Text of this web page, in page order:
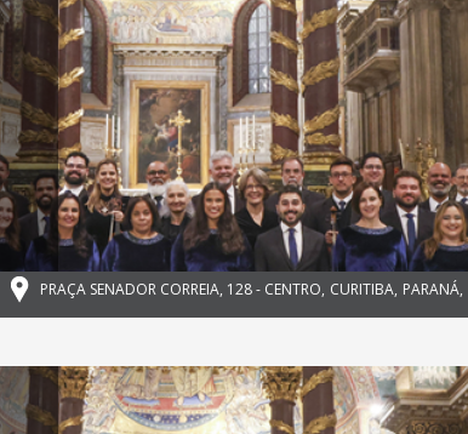
PRAÇA SENADOR CORREIA, 128 - CENTRO, CURITIBA, PARANÁ,